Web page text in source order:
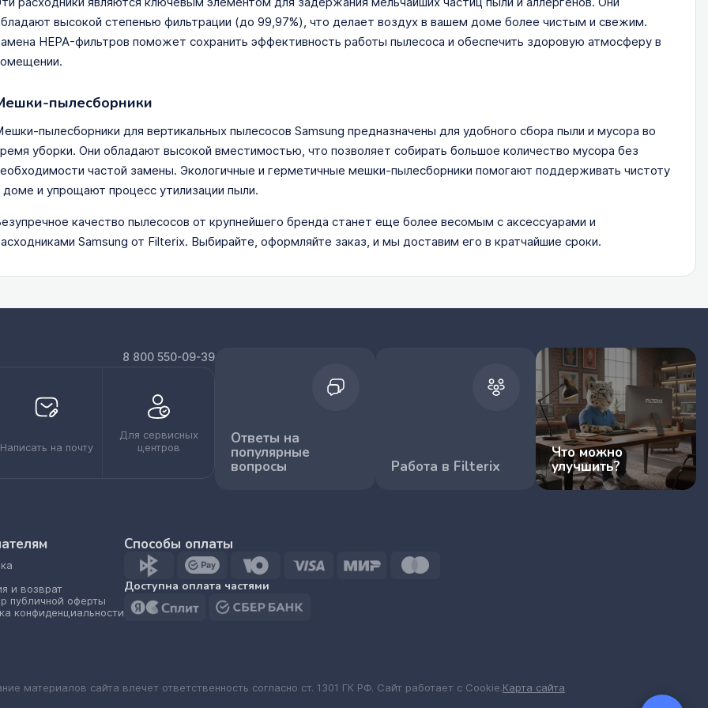
высокой степенью фильтрации (до 99,97%), что делает воздух в вашем доме более чистым и свежим.
HEPA-фильтров поможет сохранить эффективность работы пылесоса и обеспечить здоровую атмосферу в
пылесборники
пылесборники для вертикальных пылесосов Samsung предназначены для удобного сбора пыли и мусора во
уборки. Они обладают высокой вместимостью, что позволяет собирать большое количество мусора без
частой замены. Экологичные и герметичные мешки-пылесборники помогают поддерживать чистоту
доме и упрощают процесс утилизации пыли.
качество пылесосов от крупнейшего бренда станет еще более весомым с аксессуарами и
Samsung от Filterix. Выбирайте, оформляйте заказ, и мы доставим его в кратчайшие сроки.
8 800 550-09-39
Написать на почту
Для сервисных
центров
Ответы на
популярные
вопросы Работа в Filterix
Что можно
улучшить?
и возврат
публичной оферты
конфиденциальности
Способы оплаты
Доступна оплата частями
материалов сайта влечет ответственность согласно ст. 1301 ГК РФ. Сайт работает с Cookie.Карта сайта